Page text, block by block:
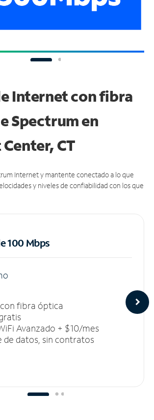
Internet con fibra
Spectrum en
CT
Internet y mantente conectado a lo que
y niveles de confiabilidad con los que
100 Mbps
o
fibra óptica
Avanzado + $10/mes
de datos, sin contratos